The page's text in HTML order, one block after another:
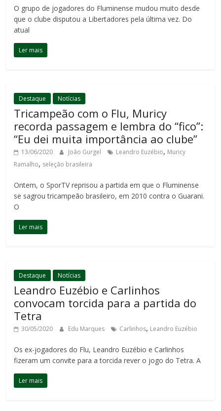
O grupo de jogadores do Fluminense mudou muito desde
que o clube disputou a Libertadores pela última vez. Do
atual
Ler mais
Destaque Notícias
Tricampeão com o Flu, Muricy
recorda passagem e lembra do “fico”:
“Eu dei muita importância ao clube”
13/06/2020 João Gurgel Leandro Euzébio, Muricy
Ramalho, seleção brasileira
Ontem, o SporTV reprisou a partida em que o Fluminense
se sagrou tricampeão brasileiro, em 2010 contra o Guarani.
O
Ler mais
Destaque Notícias
Leandro Euzébio e Carlinhos
convocam torcida para a partida do
Tetra
30/05/2020 Edu Marques Carlinhos, Leandro Euzébio
Os ex-jogadores do Flu, Leandro Euzébio e Carlinhos
fizeram um convite para a torcida rever o jogo do Tetra. A
Ler mais